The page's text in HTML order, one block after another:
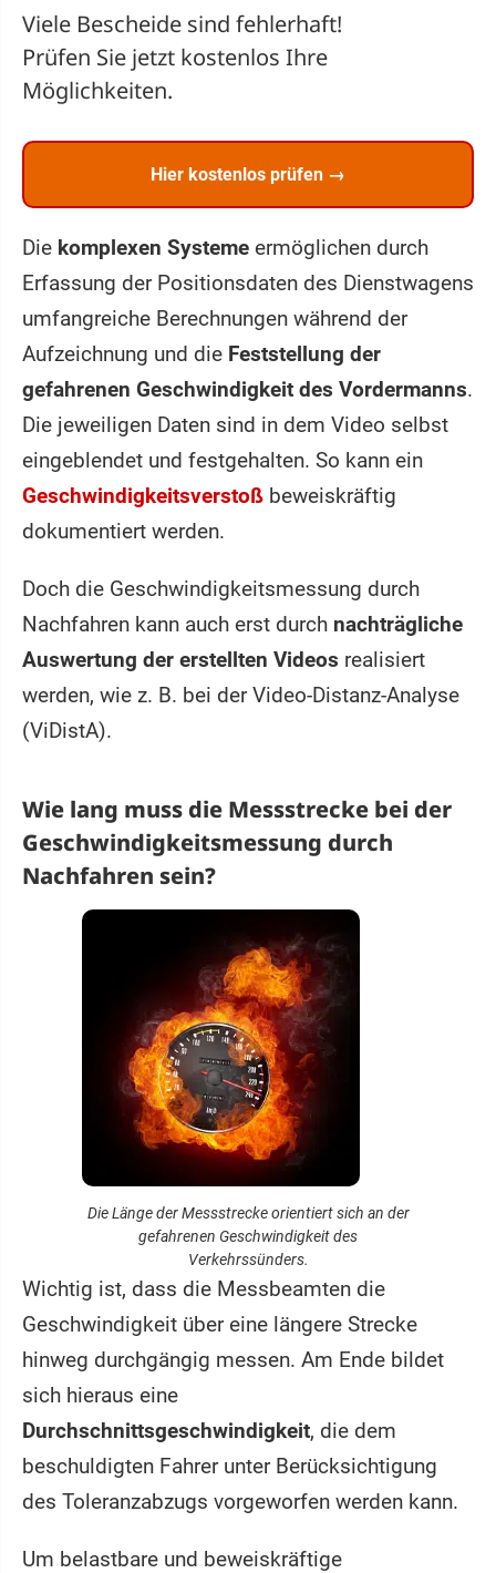
Viele Bescheide sind fehlerhaft!
Prüfen Sie jetzt kostenlos Ihre
Möglichkeiten.
Hier kostenlos prüfen →
Die komplexen Systeme ermöglichen durch
Erfassung der Positionsdaten des Dienstwagens
umfangreiche Berechnungen während der
Aufzeichnung und die Feststellung der
gefahrenen Geschwindigkeit des Vordermanns.
Die jeweiligen Daten sind in dem Video selbst
eingeblendet und festgehalten. So kann ein
Geschwindigkeitsverstoß beweiskräftig
dokumentiert werden.
Doch die Geschwindigkeitsmessung durch
Nachfahren kann auch erst durch nachträgliche
Auswertung der erstellten Videos realisiert
werden, wie z. B. bei der Video-Distanz-Analyse
(ViDistA).
Wie lang muss die Messstrecke bei der
Geschwindigkeitsmessung durch
Nachfahren sein?
Die Länge der Messstrecke orientiert sich an der
gefahrenen Geschwindigkeit des
Verkehrssünders.
Wichtig ist, dass die Messbeamten die
Geschwindigkeit über eine längere Strecke
hinweg durchgängig messen. Am Ende bildet
sich hieraus eine
Durchschnittsgeschwindigkeit, die dem
beschuldigten Fahrer unter Berücksichtigung
des Toleranzabzugs vorgeworfen werden kann.
Um belastbare und beweiskräftige